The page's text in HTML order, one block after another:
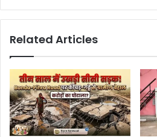
Related Articles